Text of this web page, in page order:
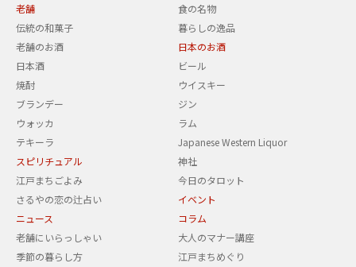
老舗
食の名物
伝統の和菓子
暮らしの逸品
老舗のお酒
日本のお酒
日本酒
ビール
焼酎
ウイスキー
ブランデー
ジン
ウォッカ
ラム
テキーラ
Japanese Western Liquor
スピリチュアル
神社
江戸まちごよみ
今日のタロット
さるやの恋の辻占い
イベント
ニュース
コラム
老舗にいらっしゃい
大人のマナー講座
季節の暮らし方
江戸まちめぐり